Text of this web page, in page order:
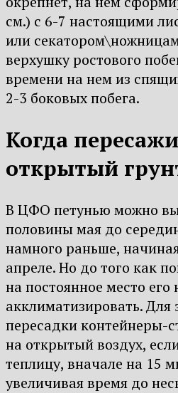
см.) с 6-7 настоящими
или
верхушку ростового
времени на нем из
2-3 боковых побега.
Когда
открытый
В ЦФО петунью можно
половины мая до
намного раньше,
апреле. Но до того как
на постоянное место его
акклиматизировать. Для
пересадки контейнеры-
на открытый воздух,
теплицу, вначале на 15
увеличивая время до